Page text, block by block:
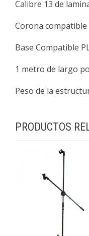
Calibre 13 de
Corona compatible
Base Compatible
1 metro de largo
Peso de la
PRODUCTOS